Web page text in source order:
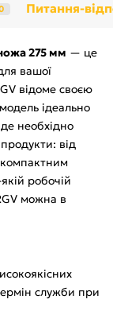
Питання-
275 мм — це
вашої
відоме своєю
ідеально
необхідно
від
робочій
можна в
служби при